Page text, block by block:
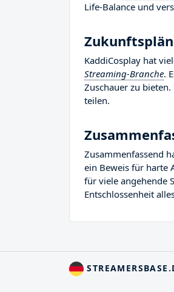
Life-Balance und
KaddiCosplay hat
Streaming-Branche.
Zuschauer zu
teilen.
Zusammenfassend
ein Beweis für harte
für viele angehende
Entschlossenheit